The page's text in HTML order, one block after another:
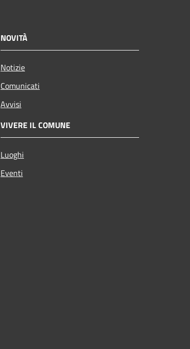
NOVITÀ
Notizie
Comunicati
Avvisi
VIVERE IL COMUNE
Luoghi
Eventi